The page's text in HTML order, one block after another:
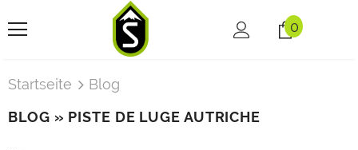
0
Startseite
Blog
BLOG » PISTE DE LUGE AUTRICHE